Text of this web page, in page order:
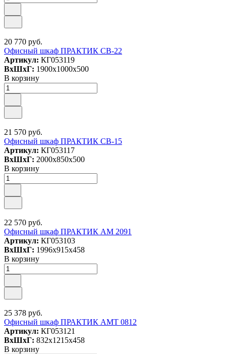
20 770 руб.
Офисный шкаф ПРАКТИК СВ-22
Артикул: КГ053119
ВxШxГ: 1900x1000x500
В корзину
21 570 руб.
Офисный шкаф ПРАКТИК СВ-15
Артикул: КГ053117
ВxШxГ: 2000x850x500
В корзину
22 570 руб.
Офисный шкаф ПРАКТИК AM 2091
Артикул: КГ053103
ВxШxГ: 1996x915x458
В корзину
25 378 руб.
Офисный шкаф ПРАКТИК АМТ 0812
Артикул: КГ053121
ВxШxГ: 832x1215x458
В корзину